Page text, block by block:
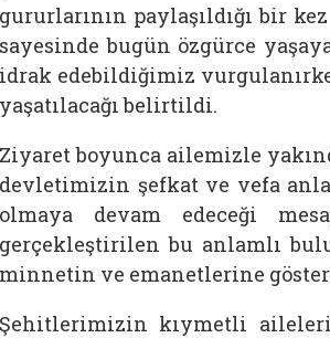
gururlarının paylaşıldığı bir
sayesinde bugün özgürce
idrak edebildiğimiz
yaşatılacağı belirtildi.
Ziyaret boyunca ailemizle
devletimizin şefkat ve vefa
olmaya devam edeceği
gerçekleştirilen bu anlamlı
minnetin ve emanetlerine
Şehitlerimizin kıymetli